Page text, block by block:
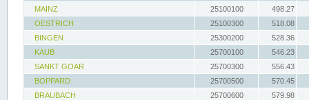
MAINZ
25100100
498.27
OESTRICH
25100300
518.08
BINGEN
25300200
528.36
KAUB
25700100
546.23
SANKT GOAR
25700300
556.43
BOPPARD
25700500
570.45
BRAUBACH
25700600
579.98